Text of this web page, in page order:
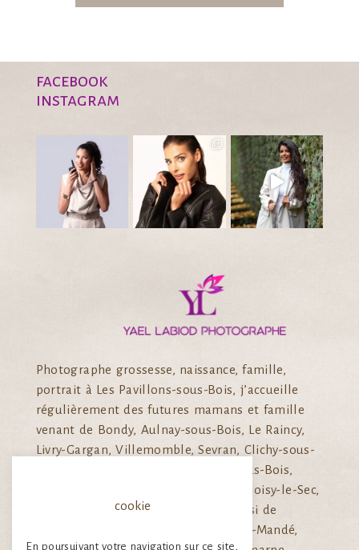
facebook
instagram
Photographe grossesse, naissance, famille,
portrait à Les Pavillons-sous-Bois, j’accueille
régulièrement des futures mamans et famille
venant de Bondy, Aulnay-sous-Bois, Le Raincy,
Livry-Gargan, Villemomble, Sevran, Clichy-sous-
Bois, Montfermeil, Drancy, Rosny-sous-Bois,
Gagny, Neuilly-sur-Marne, Bobigny, Noisy-le-Sec,
Pantin, Les Lilas, Bagnolet, mais aussi de
Fontenay-sous-bois, Vincennes, Saint-Mandé,
cookie
En poursuivant votre navigation sur ce site,